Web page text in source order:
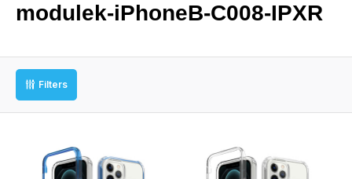
modulek-iPhoneB-C008-IPXR
Filters